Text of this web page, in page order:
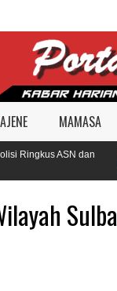
MAMASA
Ringkus ASN dan